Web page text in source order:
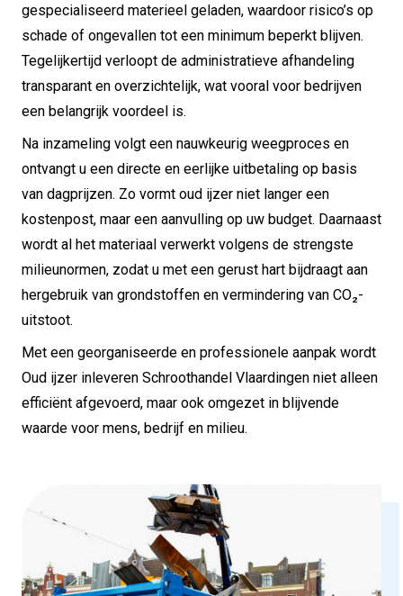
gespecialiseerd materieel geladen, waardoor risico’s op
schade of ongevallen tot een minimum beperkt blijven.
Tegelijkertijd verloopt de administratieve afhandeling
transparant en overzichtelijk, wat vooral voor bedrijven
een belangrijk voordeel is.
Na inzameling volgt een nauwkeurig weegproces en
ontvangt u een directe en eerlijke uitbetaling op basis
van dagprijzen. Zo vormt oud ijzer niet langer een
kostenpost, maar een aanvulling op uw budget. Daarnaast
wordt al het materiaal verwerkt volgens de strengste
milieunormen, zodat u met een gerust hart bijdraagt aan
hergebruik van grondstoffen en vermindering van CO₂-
uitstoot.
Met een georganiseerde en professionele aanpak wordt
Oud ijzer inleveren Schroothandel Vlaardingen niet alleen
efficiënt afgevoerd, maar ook omgezet in blijvende
waarde voor mens, bedrijf en milieu.